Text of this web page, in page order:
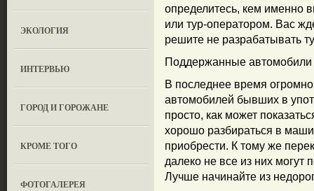
ЭКОЛОГИЯ
ИНТЕРВЬЮ
ГОРОД И ГОРОЖАНЕ
КРОМЕ ТОГО
ФОТОГАЛЕРЕЯ
определитесь, кем именно
или тур-оператором. Вас
решите не разрабатывать
Поддержанные автомобили
В последнее время
автомобилей бывших в
просто, как может
хорошо разбираться в
приобрести. К тому же
далеко не все из них
Лучше начинайте из